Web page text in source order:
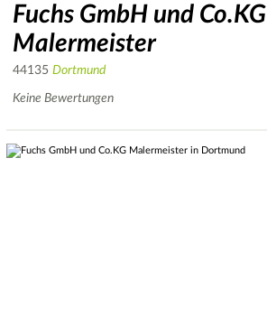
Fuchs GmbH und Co.KG
Malermeister
44135 Dortmund
Keine Bewertungen